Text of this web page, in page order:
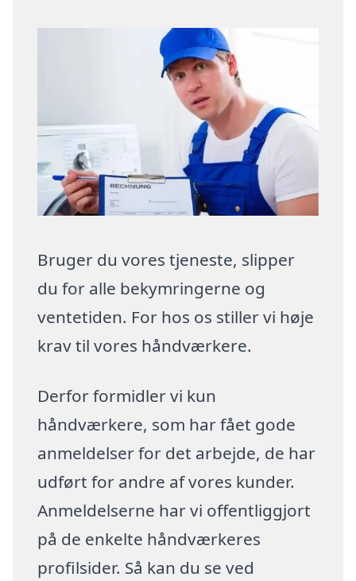
Bruger du vores tjeneste, slipper
du for alle bekymringerne og
ventetiden. For hos os stiller vi høje
krav til vores håndværkere.
Derfor formidler vi kun
håndværkere, som har fået gode
anmeldelser for det arbejde, de har
udført for andre af vores kunder.
Anmeldelserne har vi offentliggjort
på de enkelte håndværkeres
profilsider. Så kan du se ved